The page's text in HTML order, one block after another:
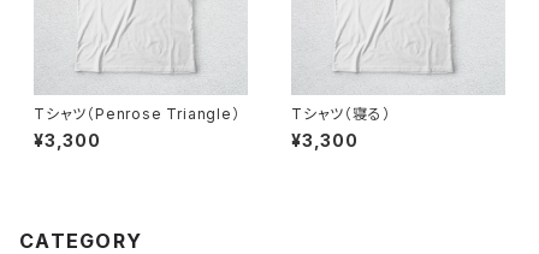
Tシャツ（Penrose Triangle）
¥3,300
Tシャツ（寝る）
¥3,300
CATEGORY